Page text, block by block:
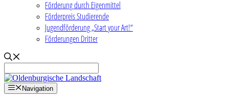
Förderung durch Eigenmittel
Förderpreis Studierende
Jugendförderung „Start your Art!“
Förderungen Dritter
Navigation